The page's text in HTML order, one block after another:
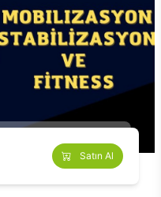
Satın Al